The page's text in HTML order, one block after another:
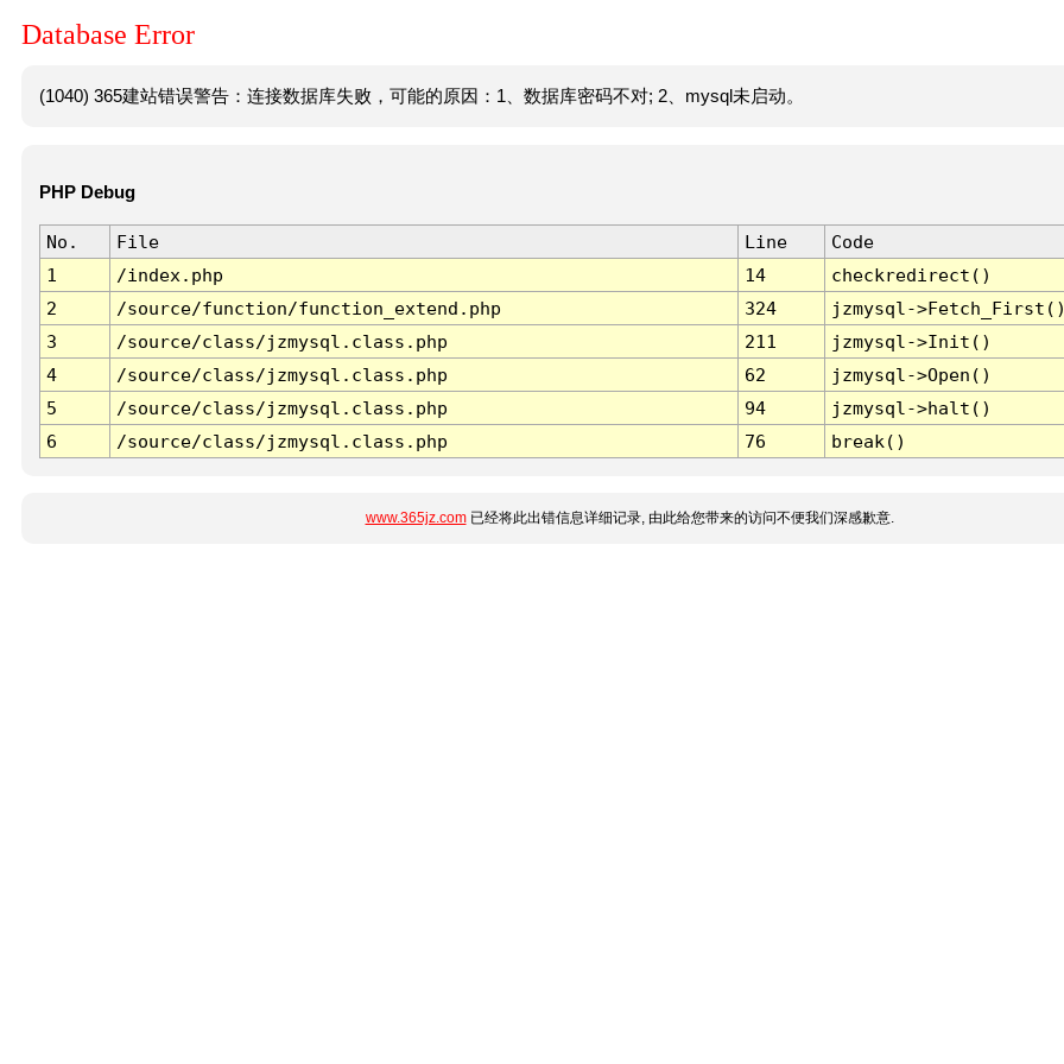
Database Error
(1040) 365建站错误警告：连接数据库失败，可能的原因：1、数据库密码不对; 2、mysql未启动。
PHP Debug
No. File Line
Code
1
/index.php 14
checkredirect()
2
/source/function/function_extend.php 324
jzmysql-
3
/source/class/jzmysql.class.php 211
jzmysql->Init()
4
/source/class/jzmysql.class.php 62
jzmysql->Open()
5
/source/class/jzmysql.class.php 94
jzmysql->halt()
6
/source/class/jzmysql.class.php 76 break()
www.365jz.com已经将此出错信息详细记录, 由此给您带来的访问不便我们深感歉意.